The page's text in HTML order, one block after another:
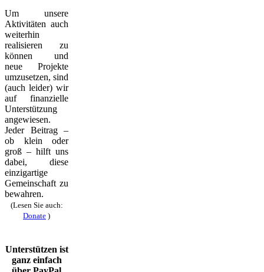
Um unsere
Aktivitäten auch
weiterhin
realisieren zu
können und
neue Projekte
umzusetzen, sind
(auch leider) wir
auf finanzielle
Unterstützung
angewiesen.
Jeder Beitrag –
ob klein oder
groß – hilft uns
dabei, diese
einzigartige
Gemeinschaft zu
bewahren.
(Lesen Sie auch:
Donate )
Unterstützen ist
ganz einfach